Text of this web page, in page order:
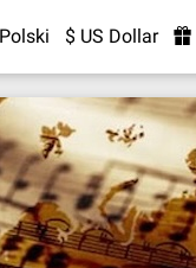
Polski $ US Dollar